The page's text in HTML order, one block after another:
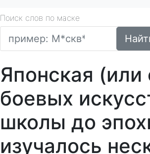
Поиск слов по маске
Японская
боевых
школы до
изучалось